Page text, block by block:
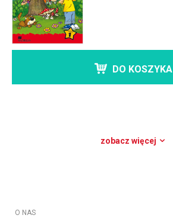
DO KOSZYKA
zobacz więcej
O NAS